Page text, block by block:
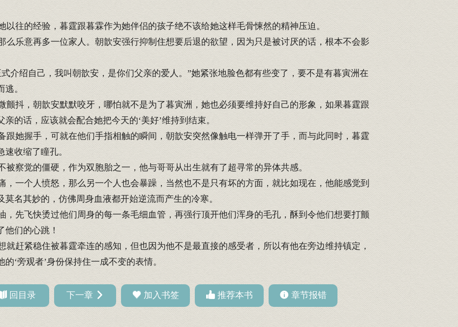
往的经验，暮霆跟暮霖作为她伴侣的孩子绝不该给她这样毛骨悚然的精神压迫。
乐意再多一位家人。朝歆安强行抑制住想要后退的欲望，因为只是被讨厌的话，根本不会影
介绍自己，我叫朝歆安，是你们父亲的爱人。”她紧张地脸色都有些变了，要不是有暮寅洲在
。
抖，朝歆安默默咬牙，哪怕就不是为了暮寅洲，她也必须要维持好自己的形象，如果暮霆跟
的话，应该就会配合她把今天的‘美好’维持到结束。
她握手，可就在他们手指相触的瞬间，朝歆安突然像触电一样弹开了手，而与此同时，暮霆
收缩了瞳孔。
察觉的僵硬，作为双胞胎之一，他与哥哥从出生就有了超寻常的异体共感。
一个人愤怒，那么另一个人也会暴躁，当然也不是只有坏的方面，就比如现在，他能感觉到
名其妙的，仿佛周身血液都开始逆流而产生的冷寒。
先飞快烫过他们周身的每一条毛细血管，再强行顶开他们浑身的毛孔，酥到令他们想要打颤
他们的心跳！
赶紧稳住被暮霆牵连的感知，但也因为他不是最直接的感受者，所以有他在旁边维持镇定，
‘旁观者’身份保持住一成不变的表情。
回目录 下一章 加入书签 推荐本书 章节报错